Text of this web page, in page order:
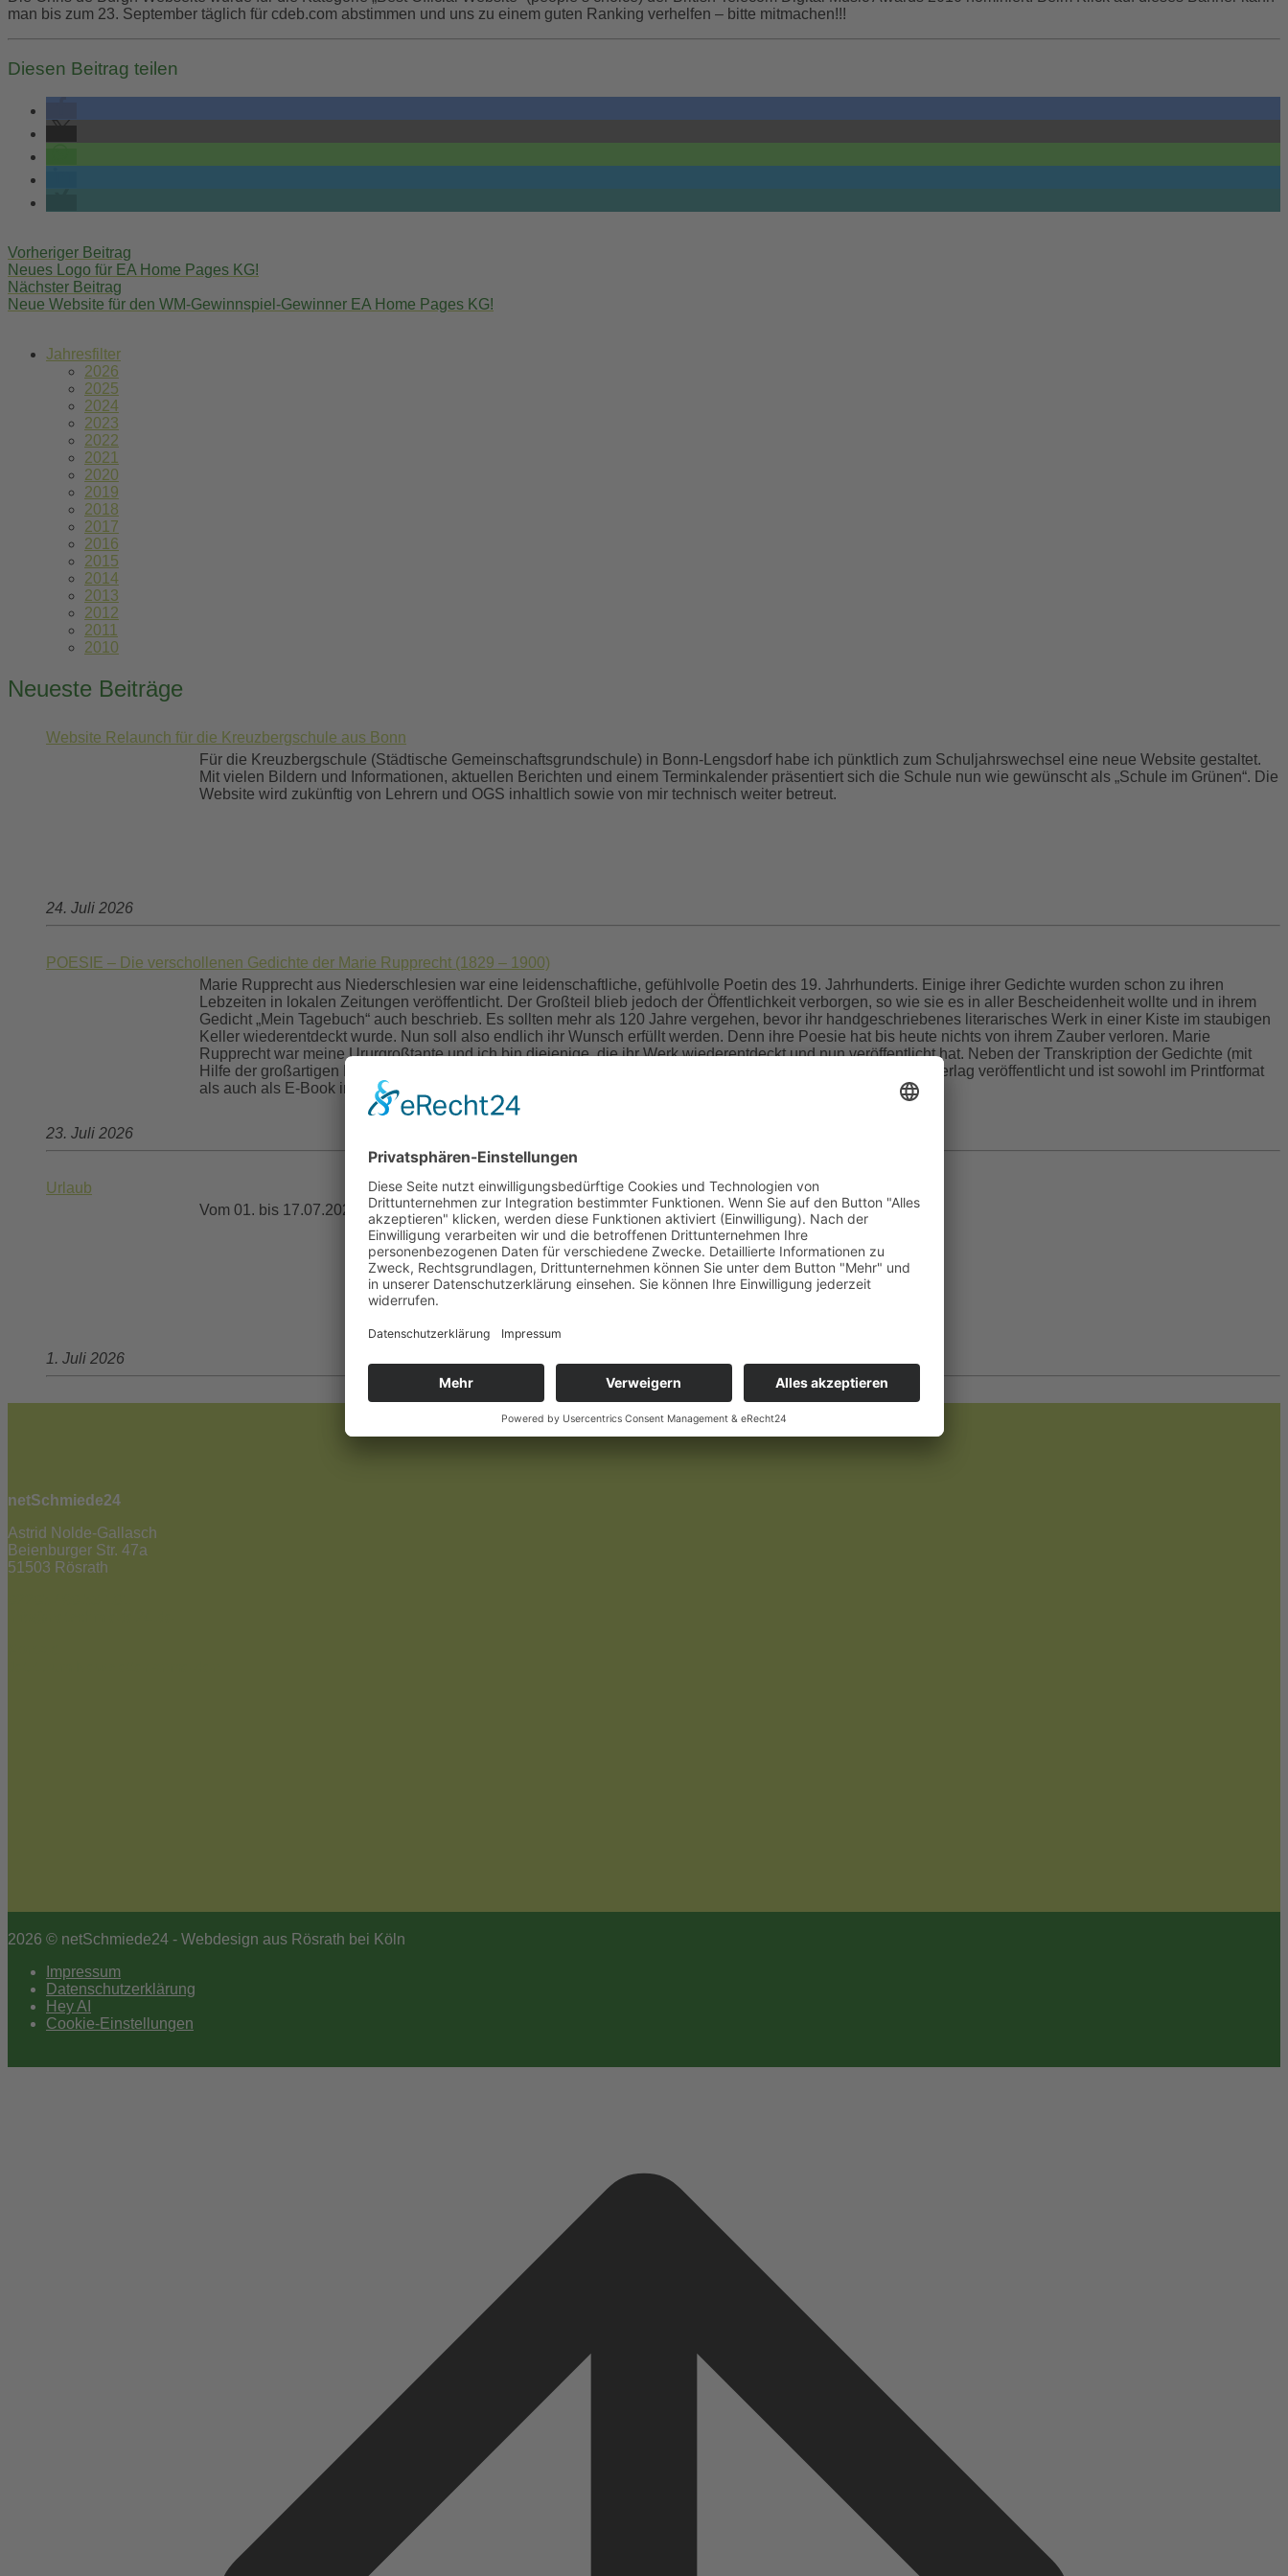
man bis zum 23. September täglich für cdeb.com abstimmen und uns zu einem guten Ranking verhelfen – bitte mitmachen!!!
Diesen Beitrag teilen
navigation
Vorheriger Beitrag
Neues Logo für EA Home Pages KG!
Nächster Beitrag
Neue Website für den WM-Gewinnspiel-Gewinner EA Home Pages KG!
Jahresfilter
2026
2025
2024
2023
2022
2021
2020
2019
2018
2017
2016
2015
2014
2013
2012
2011
2010
Neueste Beiträge
Website Relaunch für die Kreuzbergschule aus Bonn
Für die Kreuzbergschule (Städtische Gemeinschaftsgrundschule) in Bonn-Lengsdorf habe ich pünktlich zum Schuljahrswechsel eine neue Website gestaltet.
Mit vielen Bildern und Informationen, aktuellen Berichten und einem Terminkalender präsentiert sich die Schule nun wie gewünscht als „Schule im Grünen“. Die
Website wird zukünftig von Lehrern und OGS inhaltlich sowie von mir technisch weiter betreut.
24. Juli 2026
POESIE – Die verschollenen Gedichte der Marie Rupprecht (1829 – 1900)
Marie Rupprecht aus Niederschlesien war eine leidenschaftliche, gefühlvolle Poetin des 19. Jahrhunderts. Einige ihrer Gedichte wurden schon zu ihren
Lebzeiten in lokalen Zeitungen veröffentlicht. Der Großteil blieb jedoch der Öffentlichkeit verborgen, so wie sie es in aller Bescheidenheit wollte und in ihrem
Gedicht „Mein Tagebuch“ auch beschrieb. Es sollten mehr als 120 Jahre vergehen, bevor ihr handgeschriebenes literarisches Werk in einer Kiste im staubigen
Keller wiederentdeckt wurde. Nun soll also endlich ihr Wunsch erfüllt werden. Denn ihre Poesie hat bis heute nichts von ihrem Zauber verloren. Marie
Rupprecht war meine Ururgroßtante und ich bin diejenige, die ihr Werk wiederentdeckt und nun veröffentlicht hat. Neben der Transkription der Gedichte (mit
Hilfe der großartigen Kristin Sadiku) habe ich das Cover selbst gestaltet. Das Buch wurde nun im Rediroma-Verlag veröffentlicht und ist sowohl im Printformat
als auch als E-Book in allen gängigen Shops verfügbar und kann in jeder Buchhandlung bestellt werden.
23. Juli 2026
Urlaub
Vom 01. bis 17.07.2026 ist das Büro nicht besetzt. In dringenden Fällen bin ich per E-mail erreichbar.
1. Juli 2026
netSchmiede24
Astrid Nolde-Gallasch
Beienburger Str. 47a
51503 Rösrath
2026 © netSchmiede24 - Webdesign aus Rösrath bei Köln
Impressum
Datenschutzerklärung
Hey AI
Cookie-Einstellungen